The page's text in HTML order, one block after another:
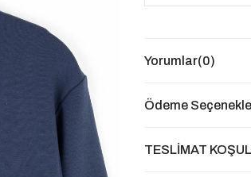
Yorumlar(0)
Ödeme
TESLİMAT